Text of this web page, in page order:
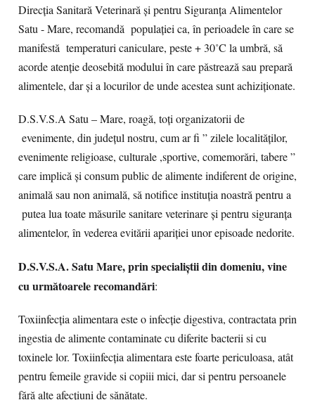
Direcția Sanitară Veterinară și pentru Siguranța Alimentelor
Satu - Mare, recomandă populației ca, în perioadele în care se
manifestă temperaturi caniculare, peste + 30˚C la umbră, să
acorde atenție deosebită modului în care păstrează sau prepară
alimentele, dar și a locurilor de unde acestea sunt achiziționate.
D.S.V.S.A Satu – Mare, roagă, toți organizatorii de
evenimente, din județul nostru, cum ar fi ” zilele localităților,
evenimente religioase, culturale ,sportive, comemorări, tabere ”
care implică și consum public de alimente indiferent de origine,
animală sau non animală, să notifice instituția noastră pentru a
putea lua toate măsurile sanitare veterinare și pentru siguranța
alimentelor, în vederea evitării apariției unor episoade nedorite.
D.S.V.S.A. Satu Mare, prin specialiștii din domeniu, vine
cu următoarele recomandări:
Toxiinfecția alimentara este o infecție digestiva, contractata prin
ingestia de alimente contaminate cu diferite bacterii si cu
toxinele lor. Toxiinfecția alimentara este foarte periculoasa, atât
pentru femeile gravide si copiii mici, dar si pentru persoanele
fără alte afecțiuni de sănătate.